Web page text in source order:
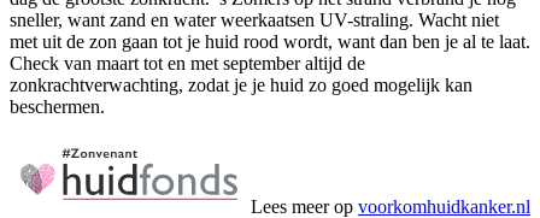
sneller, want zand en water weerkaatsen UV-straling. Wacht niet
met uit de zon gaan tot je huid rood wordt, want dan ben je al te laat.
Check van maart tot en met september altijd de
zonkrachtverwachting, zodat je je huid zo goed mogelijk kan
beschermen.
Lees meer op voorkomhuidkanker.nl